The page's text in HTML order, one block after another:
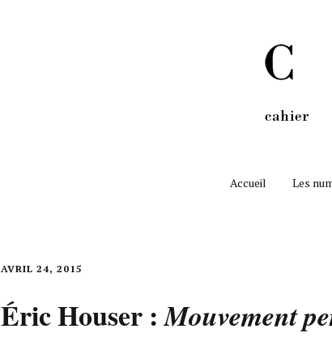
Accueil Les
AVRIL 24, 2015
Éric Houser :Mouvement